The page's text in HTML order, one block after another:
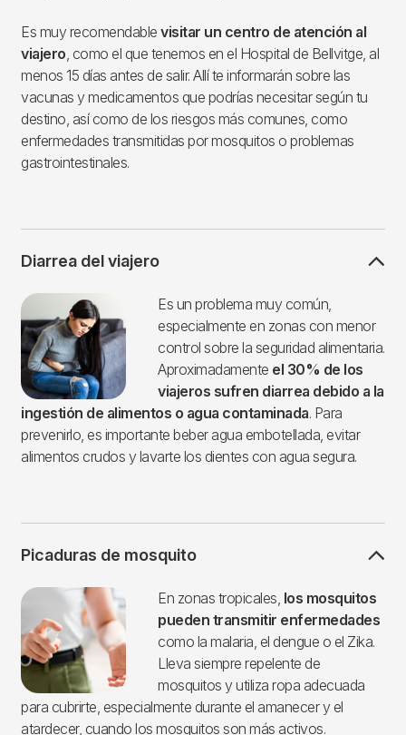
Es muy recomendable visitar un centro de atención al
viajero, como el que tenemos en el Hospital de Bellvitge, al
menos 15 días antes de salir. Allí te informarán sobre las
vacunas y medicamentos que podrías necesitar según tu
destino, así como de los riesgos más comunes, como
enfermedades transmitidas por mosquitos o problemas
gastrointestinales.
Diarrea del viajero
Imagen
Es un problema muy común,
especialmente en zonas con menor
control sobre la seguridad alimentaria.
Aproximadamente el 30% de los
viajeros sufren diarrea debido a la
ingestión de alimentos o agua contaminada. Para
prevenirlo, es importante beber agua embotellada, evitar
alimentos crudos y lavarte los dientes con agua segura.
Picaduras de mosquito
Imagen En zonas tropicales, los mosquitos
pueden transmitir enfermedades
como la malaria, el dengue o el Zika.
Lleva siempre repelente de
mosquitos y utiliza ropa adecuada
para cubrirte, especialmente durante el amanecer y el
atardecer, cuando los mosquitos son más activos.